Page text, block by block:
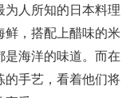
为人所知的日本料理
鲜，搭配上醋味的米
是海洋的味道。而在
的手艺，看着他们将